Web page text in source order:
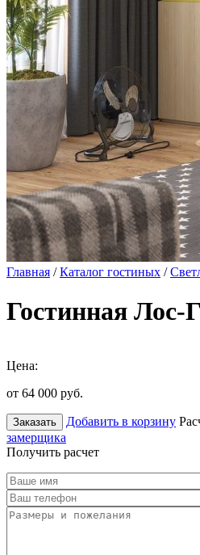
Главная /Каталог гостиных /
Гостинная Лос-
Цена:
от 64 000 руб.
Заказать Добавить в корзину
замерщика
Получить расчет